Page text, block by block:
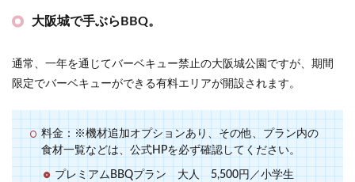
大阪城で手ぶらBBQ。
通常、一年を通じてバーベキュー禁止の大阪城公園ですが、期間
限定でバーベキューができる有料エリアが開設されます。
料金：※機材追加オプションあり、その他、プラン内の
食材一覧などは、公式HPを必ず確認してください。
プレミアムBBQプラン 大人 5,500円／小学生